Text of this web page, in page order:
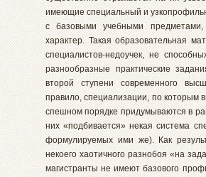
имеющие специальный и
с базовыми учебными
характер. Такая образовательная
специалистов-недоучек, не
разнообразные практические
второй ступени современного
правило, специализации, по которым
спешном порядке придумываются в
них «подбивается» некая система
формулируемых ими же). Как
некоего хаотичного разнобоя «на
магистранты не имеют базового